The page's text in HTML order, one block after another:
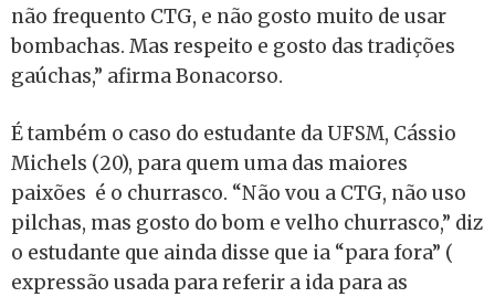
não frequento CTG, e não gosto muito de usar
bombachas. Mas respeito e gosto das tradições
gaúchas,” afirma Bonacorso.
É também o caso do estudante da UFSM, Cássio
Michels (20), para quem uma das maiores
paixões é o churrasco. “Não vou a CTG, não uso
pilchas, mas gosto do bom e velho churrasco,” diz
o estudante que ainda disse que ia “para fora” (
expressão usada para referir a ida para as